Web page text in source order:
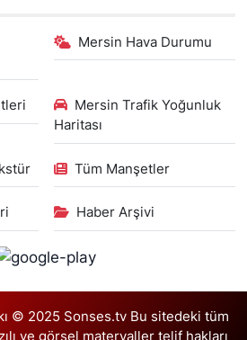
Mersin Hava Durumu
Mersin Trafik Yoğunluk
Haritası
Tüm Manşetler
Haber Arşivi
© 2025 Sonses.tv Bu sitedeki tüm
ve görsel materyaller telif hakları